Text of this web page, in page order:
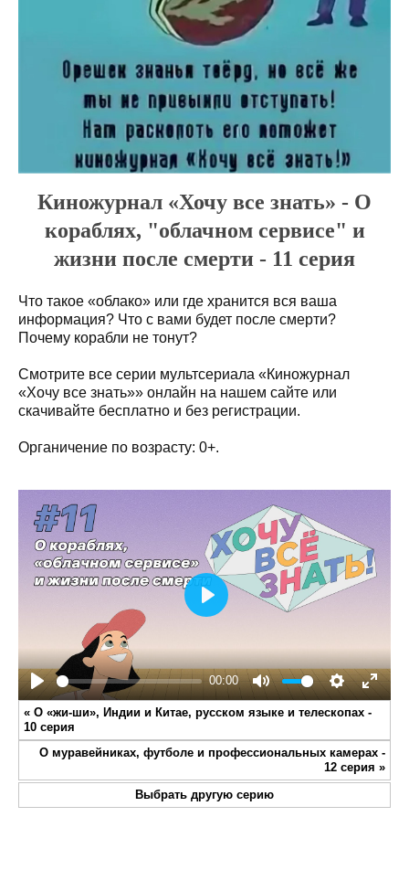
Киножурнал «Хочу все знать» - О
кораблях, "облачном сервисе" и
жизни после смерти - 11 серия
Что такое «облако» или где хранится вся ваша
информация? Что с вами будет после смерти?
Почему корабли не тонут?
Смотрите все серии мультсериала «Киножурнал
«Хочу все знать»» онлайн на нашем сайте или
скачивайте бесплатно и без регистрации.
Органичение по возрасту: 0+.
Play
00:00
Mute Settings
Enter
Play
« О «жи-ши», Индии и Китае, русском языке и телескопах -
10 серия
О муравейниках, футболе и профессиональных камерах -
12 серия »
Выбрать другую серию